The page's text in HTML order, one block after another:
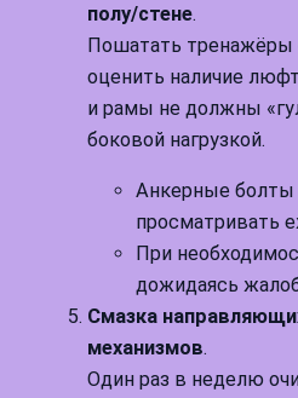
полу/стене.
Пошатать тренажёры
оценить наличие
и рамы не должны
боковой нагрузкой.
Анкерные болты
просматривать
При
дожидаясь
Смазка
механизмов.
Один раз в неделю